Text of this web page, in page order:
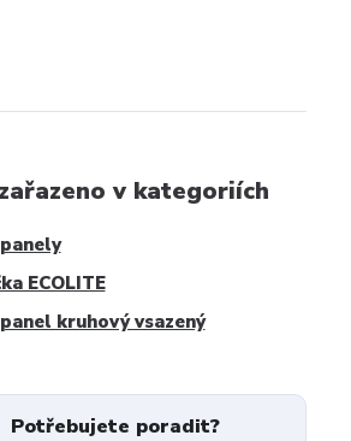
v kategoriích
ECOLITE
kruhový vsazený
Potřebujete poradit?